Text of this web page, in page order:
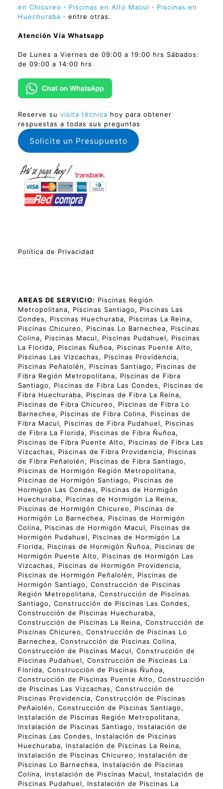
en Chicureo · Piscinas en Alto Macul · Piscinas en
Huechuraba · entre otras.
Atención Vía Whatsapp
De Lunes a Viernes de 09:00 a 19:00 hrs Sábados:
de 09:00 a 14:00 hrs
Reserve su visita técnica hoy para obtener
respuestas a todas sus preguntas
Solicite un Presupuesto
Política de Privacidad
AREAS DE SERVICIO: Piscinas Región
Metropolitana, Piscinas Santiago, Piscinas Las
Condes, Piscinas Huechuraba, Piscinas La Reina,
Piscinas Chicureo, Piscinas Lo Barnechea, Piscinas
Colina, Piscinas Macul, Piscinas Pudahuel, Piscinas
La Florida, Piscinas Ñuñoa, Piscinas Puente Alto,
Piscinas Las Vizcachas, Piscinas Providencia,
Piscinas Peñalolén, Piscinas Santiago, Piscinas de
Fibra Región Metropolitana, Piscinas de Fibra
Santiago, Piscinas de Fibra Las Condes, Piscinas de
Fibra Huechuraba, Piscinas de Fibra La Reina,
Piscinas de Fibra Chicureo, Piscinas de Fibra Lo
Barnechea, Piscinas de Fibra Colina, Piscinas de
Fibra Macul, Piscinas de Fibra Pudahuel, Piscinas
de Fibra La Florida, Piscinas de Fibra Ñuñoa,
Piscinas de Fibra Puente Alto, Piscinas de Fibra Las
Vizcachas, Piscinas de Fibra Providencia, Piscinas
de Fibra Peñalolén, Piscinas de Fibra Santiago,
Piscinas de Hormigón Región Metropolitana,
Piscinas de Hormigón Santiago, Piscinas de
Hormigón Las Condes, Piscinas de Hormigón
Huechuraba, Piscinas de Hormigón La Reina,
Piscinas de Hormigón Chicureo, Piscinas de
Hormigón Lo Barnechea, Piscinas de Hormigón
Colina, Piscinas de Hormigón Macul, Piscinas de
Hormigón Pudahuel, Piscinas de Hormigón La
Florida, Piscinas de Hormigón Ñuñoa, Piscinas de
Hormigón Puente Alto, Piscinas de Hormigón Las
Vizcachas, Piscinas de Hormigón Providencia,
Piscinas de Hormigón Peñalolén, Piscinas de
Hormigón Santiago, Construcción de Piscinas
Región Metropolitana, Construcción de Piscinas
Santiago, Construcción de Piscinas Las Condes,
Construcción de Piscinas Huechuraba,
Construcción de Piscinas La Reina, Construcción de
Piscinas Chicureo, Construcción de Piscinas Lo
Barnechea, Construcción de Piscinas Colina,
Construcción de Piscinas Macul, Construcción de
Piscinas Pudahuel, Construcción de Piscinas La
Florida, Construcción de Piscinas Ñuñoa,
Construcción de Piscinas Puente Alto, Construcción
de Piscinas Las Vizcachas, Construcción de
Piscinas Providencia, Construcción de Piscinas
Peñalolén, Construcción de Piscinas Santiago,
Instalación de Piscinas Región Metropolitana,
Instalación de Piscinas Santiago, Instalación de
Piscinas Las Condes, Instalación de Piscinas
Huechuraba, Instalación de Piscinas La Reina,
Instalación de Piscinas Chicureo, Instalación de
Piscinas Lo Barnechea, Instalación de Piscinas
Colina, Instalación de Piscinas Macul, Instalación de
Piscinas Pudahuel, Instalación de Piscinas La